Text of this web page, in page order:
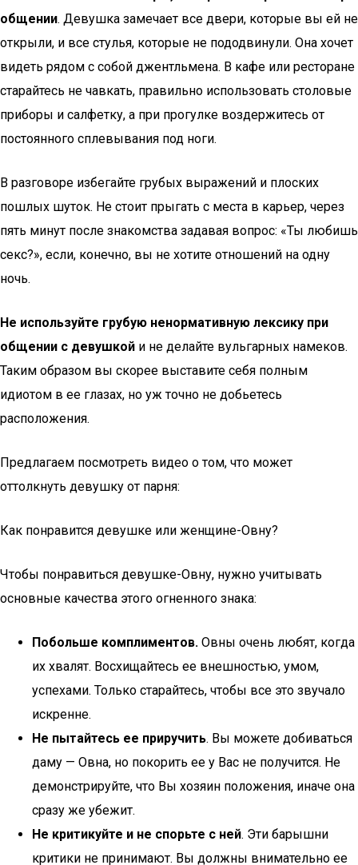
общении. Девушка замечает все двери, которые вы ей не
открыли, и все стулья, которые не пододвинули. Она хочет
видеть рядом с собой джентльмена. В кафе или ресторане
старайтесь не чавкать, правильно использовать столовые
приборы и салфетку, а при прогулке воздержитесь от
постоянного сплевывания под ноги.
В разговоре избегайте грубых выражений и плоских
пошлых шуток. Не стоит прыгать с места в карьер, через
пять минут после знакомства задавая вопрос: «Ты любишь
секс?», если, конечно, вы не хотите отношений на одну
ночь.
Не используйте грубую ненормативную лексику при
общении с девушкой и не делайте вульгарных намеков.
Таким образом вы скорее выставите себя полным
идиотом в ее глазах, но уж точно не добьетесь
расположения.
Предлагаем посмотреть видео о том, что может
оттолкнуть девушку от парня:
Как понравится девушке или женщине-Овну?
Чтобы понравиться девушке-Овну, нужно учитывать
основные качества этого огненного знака:
Побольше комплиментов. Овны очень любят, когда
их хвалят. Восхищайтесь ее внешностью, умом,
успехами. Только старайтесь, чтобы все это звучало
искренне.
Не пытайтесь ее приручить. Вы можете добиваться
даму — Овна, но покорить ее у Вас не получится. Не
демонстрируйте, что Вы хозяин положения, иначе она
сразу же убежит.
Не критикуйте и не спорьте с ней. Эти барышни
критики не принимают. Вы должны внимательно ее